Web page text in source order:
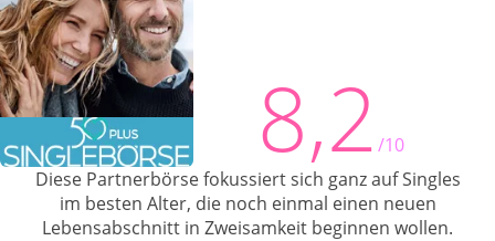
8,2 /10
Diese Partnerbörse fokussiert sich ganz auf Singles
im besten Alter, die noch einmal einen neuen
Lebensabschnitt in Zweisamkeit beginnen wollen.